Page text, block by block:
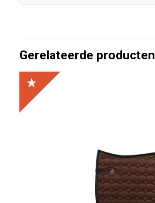
Gerelateerde producten